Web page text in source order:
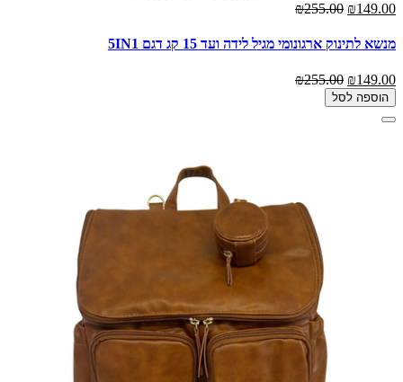
₪149.00
₪255.00
מנשא לתינוק ארגונומי מגיל לידה ועד 15 קג דגם 5IN1
₪149.00
₪255.00
הוספה לסל